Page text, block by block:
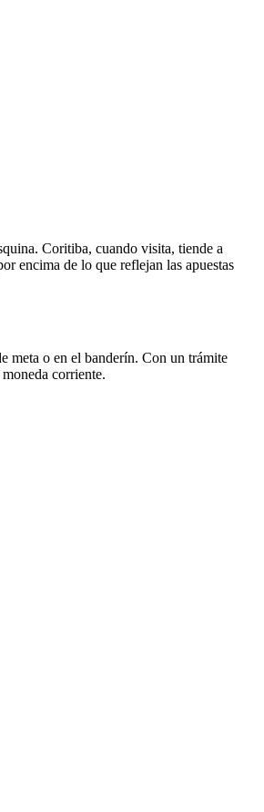
Coritiba, cuando visita, tiende a
encima de lo que reflejan las apuestas
meta o en el banderín. Con un trámite
corriente.